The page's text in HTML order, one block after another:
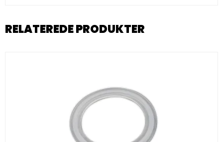
RELATEREDE PRODUKTER